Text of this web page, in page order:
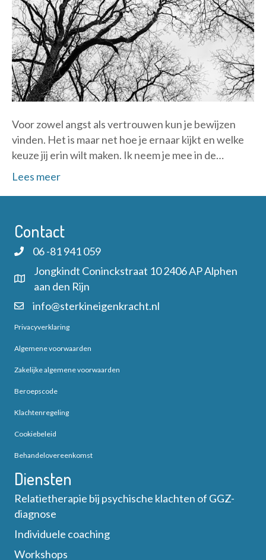
Voor zowel angst als vertrouwen kun je bewijzen
vinden. Het is maar net hoe je ernaar kijkt en welke
keuze jij erin wilt maken. Ik neem je mee in de…
Lees meer
Contact
06 -81 941 059
Jongkindt Coninckstraat 10 2406 AP Alphen
aan den Rijn
info@sterkineigenkracht.nl
Privacyverklaring
Algemene voorwaarden
Zakelijke algemene voorwaarden
Beroepscode
Klachtenregeling
Cookiebeleid
Behandelovereenkomst
Diensten
Relatietherapie bij psychische klachten of GGZ-
diagnose
Individuele coaching
Workshops